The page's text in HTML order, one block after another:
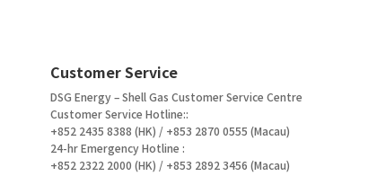
Customer Service
DSG Energy – Shell Gas Customer Service Centre
Customer Service Hotline::
+852 2435 8388 (HK) / +853 2870 0555 (Macau)
24-hr Emergency Hotline :
+852 2322 2000 (HK) / +853 2892 3456 (Macau)